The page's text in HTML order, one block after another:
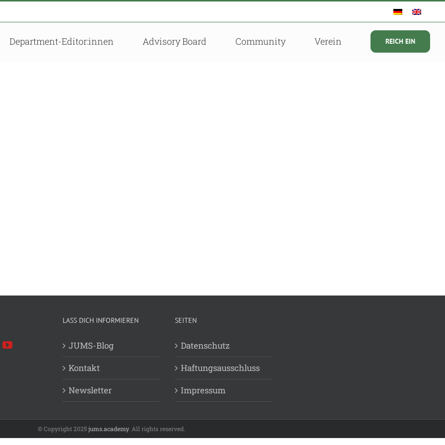
Department-Editor:innen Advisory Board Community Verein REICH EIN
LASS DICH INFORMIEREN
JUMS-Blog
Kontakt
Newsletter
SEITEN
Datenschutz
Haftungsausschluss
Impressum
© Copyright 2025jums.academy. All rights reserved.